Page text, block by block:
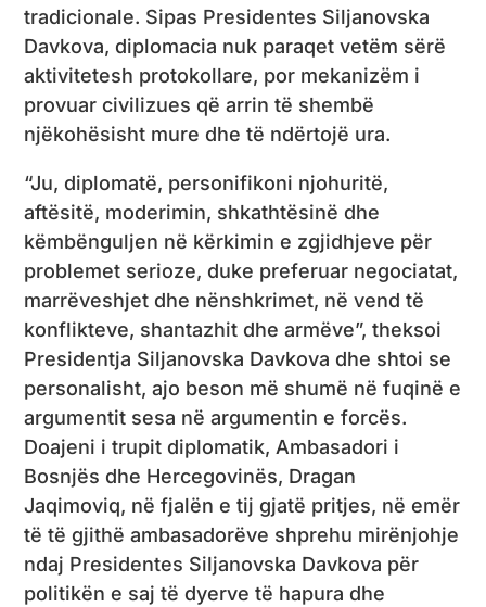
tradicionale. Sipas Presidentes Siljanovska
Davkova, diplomacia nuk paraqet vetëm sërë
aktivitetesh protokollare, por mekanizëm i
provuar civilizues që arrin të shembë
njëkohësisht mure dhe të ndërtojë ura.
“Ju, diplomatë, personifikoni njohuritë,
aftësitë, moderimin, shkathtësinë dhe
këmbënguljen në kërkimin e zgjidhjeve për
problemet serioze, duke preferuar negociatat,
marrëveshjet dhe nënshkrimet, në vend të
konflikteve, shantazhit dhe armëve”, theksoi
Presidentja Siljanovska Davkova dhe shtoi se
personalisht, ajo beson më shumë në fuqinë e
argumentit sesa në argumentin e forcës.
Doajeni i trupit diplomatik, Ambasadori i
Bosnjës dhe Hercegovinës, Dragan
Jaqimoviq, në fjalën e tij gjatë pritjes, në emër
të të gjithë ambasadorëve shprehu mirënjohje
ndaj Presidentes Siljanovska Davkova për
politikën e saj të dyerve të hapura dhe